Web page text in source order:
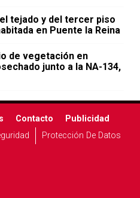
tejado y del tercer piso
en Puente la Reina
de vegetación en
junto a la NA-134,
Contacto
Publicidad
Protección De Datos